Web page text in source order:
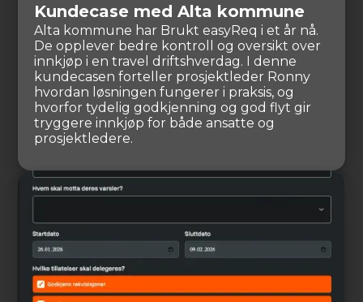
Kundecase med Alta kommune
Alta kommune har Brukt easyReq i et år nå.
De opplever bedre kontroll og oversikt over
innkjøp i en travel driftshverdag. I denne
kundecasen forteller prosjektleder Ronny
hvordan løsningen fungerer i praksis, og
hvorfor tydelig godkjenning og god flyt gir
tryggere innkjøp for både ansatte og
prosjektledere.